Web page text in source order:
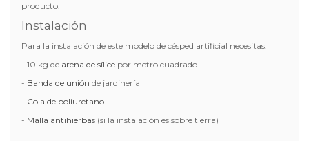
producto.
Instalación
Para la instalación de este modelo de césped artificial necesitas:
- 10 kg de arena de sílicepor metro cuadrado.
- Banda de unión de jardinería
- Cola de poliuretano
- Malla antihierbas(si la instalación es sobre tierra)